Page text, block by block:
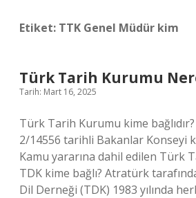
Etiket: TTK Genel Müdür kim
Türk Tarih Kurumu
Tarih: Mart 16, 2025
Türk Tarih Kurumu kime bağlıdır?
2/14556 tarihli Bakanlar Konseyi
Kamu yararına dahil edilen Türk
TDK kime bağlı? Atratürk
Dil Derneği (TDK) 1983 yılında